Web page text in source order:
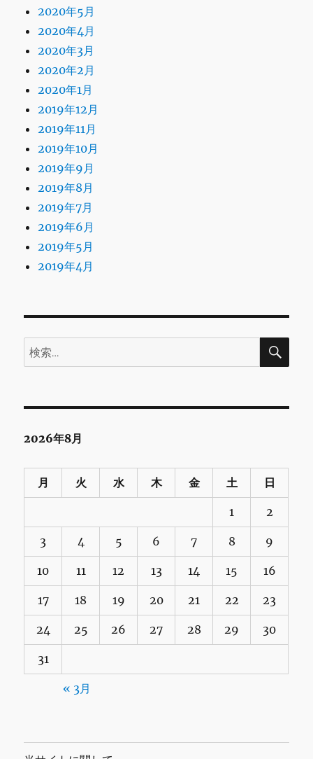
2020年5月
2020年4月
2020年3月
2020年2月
2020年1月
2019年12月
2019年11月
2019年10月
2019年9月
2019年8月
2019年7月
2019年6月
2019年5月
2019年4月
検
索:
検
2026年8月
月 火 水 木 金 土 日
1 2
3 4 5 6 7 8 9
10 11 12 13 14 15 16
17 18 19 20 21 22 23
24 25 26 27 28 29 30
31
« 3月